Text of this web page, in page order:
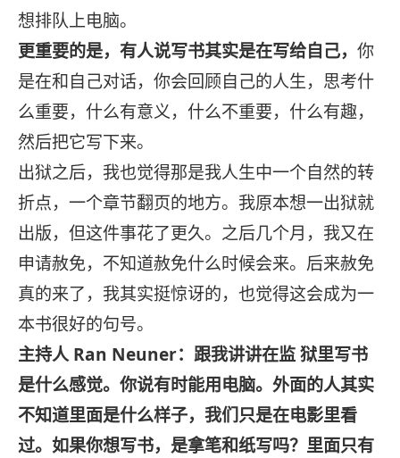
想排队上电脑。
更重要的是，有人说写书其实是在写给自己， 你
是在和自己对话，你会回顾自己的人生，思考什
么重要，什么有意义，什么不重要，什么有趣，
然后把它写下来。
出狱之后，我也觉得那是我人生中一个自然的转
折点，一个章节翻页的地方。我原本想一出狱就
出版，但这件事花了更久。之后几个月，我又在
申请赦免，不知道赦免什么时候会来。后来赦免
真的来了，我其实挺惊讶的，也觉得这会成为一
本书很好的句号。
主持人 Ran Neuner：跟我讲讲在监 狱里写书
是什么感觉。你说有时能用电脑。外面的人其实
不知道里面是什么样子，我们只是在电影里看
过。如果你想写书，是拿笔和纸写吗？里面只有